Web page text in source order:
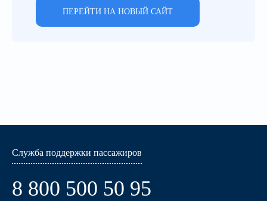
ПЕРЕЙТИ НА НОВЫЙ САЙТ
Служба поддержки пассажиров
8 800 500 50 95